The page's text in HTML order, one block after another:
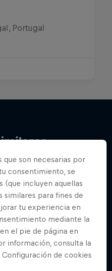
Portugal
que son necesarias por
consentimiento, se
(que incluyen aquellas
para fines de
tu experiencia en
mediante la
el pie de página en
información, consulta la
Configuración de cookies